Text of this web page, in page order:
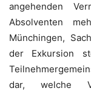
angehenden
Absolventen
Münchingen,
der Exkursion
dar, welche